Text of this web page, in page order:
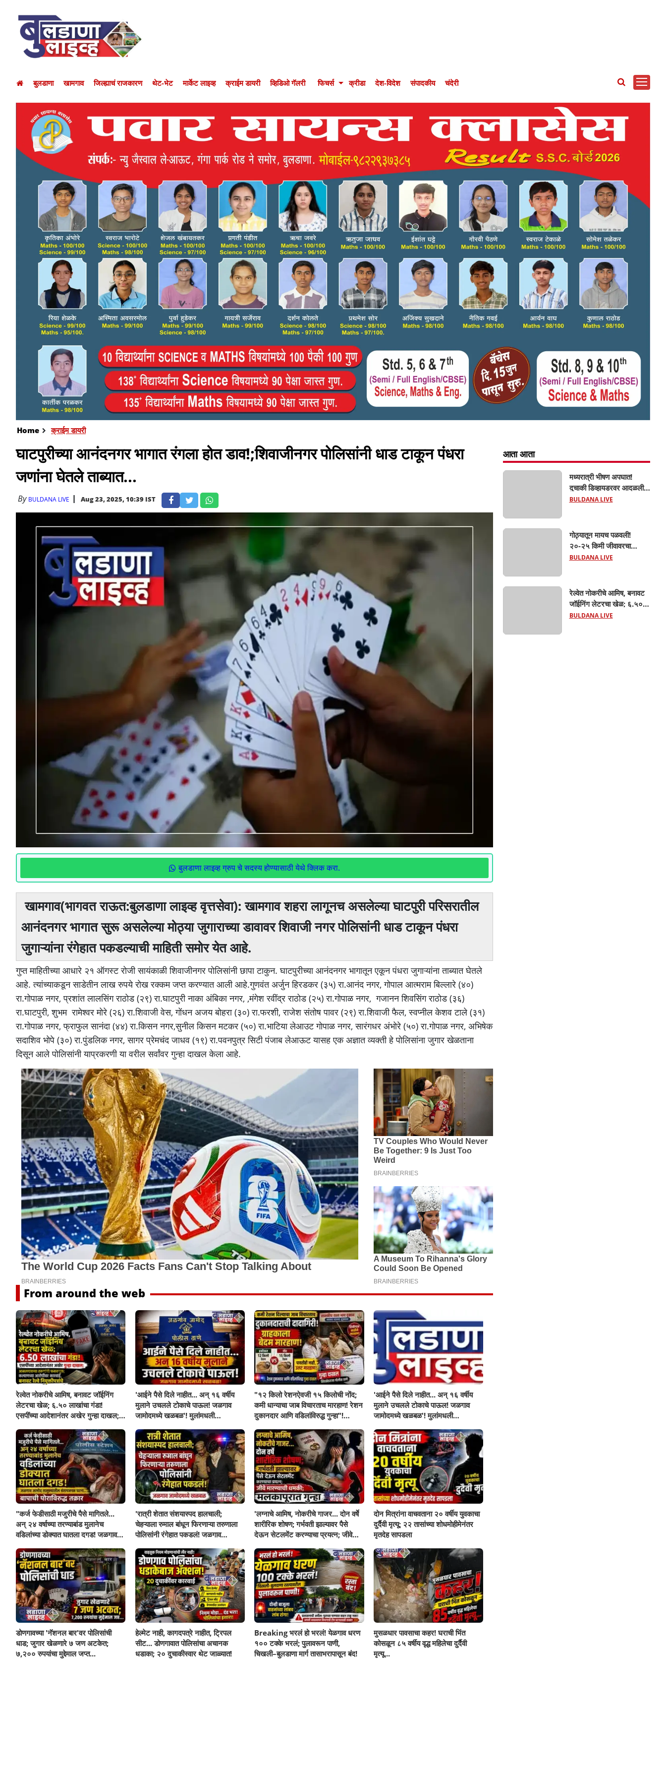
बुलडाणा खामगाव जिल्ह्याचं राजकारण थेट-भेट मार्केट लाइव्ह क्राईम डायरी व्हिडिओ गॅलरी फिचर्स क्रीडा देश-विदेश संपादकीय चंदेरी
Home क्राईम डायरी
घाटपुरीच्या आनंदनगर भागात रंगला होत डाव!;शिवाजीनगर पोलिसांनी धाड टाकून पंधरा
जणांना घेतले ताब्यात...
By BULDANA LIVE Aug 23, 2025, 10:39 IST
बुलडाणा लाइव्ह ग्रुप चे सदस्य होण्यासाठी येथे क्लिक करा.
खामगाव(भागवत राऊत:बुलडाणा लाइव्ह वृत्तसेवा): खामगाव शहरा लागूनच असलेल्या घाटपुरी परिसरातील
आनंदनगर भागात सुरू असलेल्या मोठ्या जुगाराच्या डावावर शिवाजी नगर पोलिसांनी धाड टाकून पंधरा
जुगाऱ्यांना रंगेहात पकडल्याची माहिती समोर येत आहे.
गुप्त माहितीच्या आधारे २१ ऑगस्ट रोजी सायंकाळी शिवाजीनगर पोलिसांनी छापा टाकुन. घाटपुरीच्या आनंदनगर भागातून एकून पंधरा जुगाऱ्यांना ताब्यात घेतले
आहे. त्यांच्याकडून साडेतीन लाख रुपये रोख रक्कम जप्त करण्यात आली आहे.गुणवंत अर्जुन हिरडकर (३५) रा.आनंद नगर, गोपाल आत्मराम बिल्लारे (४०)
रा.गोपाळ नगर, प्रशांत लालसिंग राठोड (२९) रा.घाटपुरी नाका अंबिका नगर, ,मंगेश रवींद्र राठोड (२५) रा.गोपाळ नगर, गजानन शिवसिंग राठोड (३६)
रा.घाटपुरी, शुभम रामेश्वर मोरे (२६) रा.शिवाजी वेस, गोंधन अजय बोहरा (३०) रा.फरशी, राजेश संतोष पावर (२९) रा.शिवाजी फैल, स्वप्नील केशव टाले (३१)
रा.गोपाळ नगर, फ्राफुल सानंदा (४४) रा.किसन नगर,सुनील किसन मटकर (५०) रा.भाटिया लेआउट गोपाळ नगर, सारंगधर अंभोरे (५०) रा.गोपाळ नगर, अभिषेक
सदाशिव भोपे (३०) रा.पुंडलिक नगर, सागर प्रेमचंद जाधव (१९) रा.पवनपुत्र सिटी पंजाब लेआऊट यासह एक अज्ञात व्यक्ती हे पोलिसांना जुगार खेळताना
दिसून आले पोलिसांनी याप्रकरणी या वरील सर्वांवर गुन्हा दाखल केला आहे.
From around the web
रेल्वेत नोकरीचे आमिष, बनावट जॉईनिंग
लेटरचा खेळ; ६.५० लाखांचा गंडा!
एसपींच्या आदेशानंतर अखेर गुन्हा दाखल;
कल्याणच्या आरोपीवर कारवाई,
'आईने पैसे दिले नाहीत... अन् १६ वर्षीय
मुलाने उचलले टोकाचे पाऊल! जळगाव
जामोदमध्ये खळबळ'! मुलांमधली
"१२ किलो रेशनऐवजी १५ किलोची नोंद;
कमी धान्याचा जाब विचारताच मारहाण! रेशन
दुकानदार आणि वडिलांविरुद्ध गुन्हा"!
घटना..
'आईने पैसे दिले नाहीत... अन् १६ वर्षीय
मुलाने उचलले टोकाचे पाऊल! जळगाव
जामोदमध्ये खळबळ'! मुलांमधली
"कर्ज फेडीसाठी मजुरीचे पैसे मागितले...
अन् २४ वर्षाच्या तरण्याबांड मुलानेच
वडिलांच्या डोक्यात घातला दगड! जळगाव
घटना...बापाची पोराविरुद्ध तक्रार
'रात्री शेतात संशयास्पद हालचाली;
चेहऱ्याला रुमाल बांधून फिरणाऱ्या तरुणाला
पोलिसांनी रंगेहात पकडलं! जळगाव
'लग्नाचे आमिष, नोकरीचे गाजर... दोन वर्षे
शारीरिक शोषण; गर्भवती झाल्यावर पैसे
देऊन सेटलमेंट करण्याचा प्रयत्न; जीवे
दोन मित्रांना वाचवताना २० वर्षीय युवकाचा
दुर्दैवी मृत्यू; २२ तासांच्या शोधमोहीमेनंतर
मृतदेह सापडला
डोणगावच्या 'नॅशनल बार'वर पोलिसांची
धाड; जुगार खेळणारे ७ जण अटकेत;
७,२०० रुपयांचा मुद्देमाल जप्त...
हेल्मेट नाही, कागदपत्रे नाहीत, ट्रिपल
सीट... डोणगावात पोलिसांचा अचानक
धडाका; २० दुचाकीस्वार थेट जाळ्यात!
Breaking भरलं हो भरलं! येळगाव धरण
१०० टक्के भरलं; पुलावरून पाणी,
चिखली–बुलडाणा मार्ग तासाभरापासून बंद!
मुसळधार पावसाचा कहर! घराची भिंत
कोसळून ८५ वर्षीय वृद्ध महिलेचा दुर्दैवी
मृत्यू...
आता आता
मध्यरात्री भीषण अपघात!
दुचाकी डिव्हायडरवर आदळली;
हिंगणा शिवारातील ५५ वर्षीय
घाला; रात्री घरी परतताना
घडली दुर्दैवी घटना
BULDANA LIVE
गोठ्यातून मायच पळवली!
२०-२५ किमी जीवावरचा
पाठलाग; खामगाव ग्रामीण
पसार!
BULDANA LIVE
रेल्वेत नोकरीचे आमिष, बनावट
जॉईनिंग लेटरचा खेळ; ६.५०
लाखांचा गंडा! एसपींच्या
BULDANA LIVE